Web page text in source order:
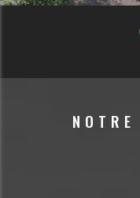
• Architecture
• Optimisation de la
Grâce à une étude
réalisation de